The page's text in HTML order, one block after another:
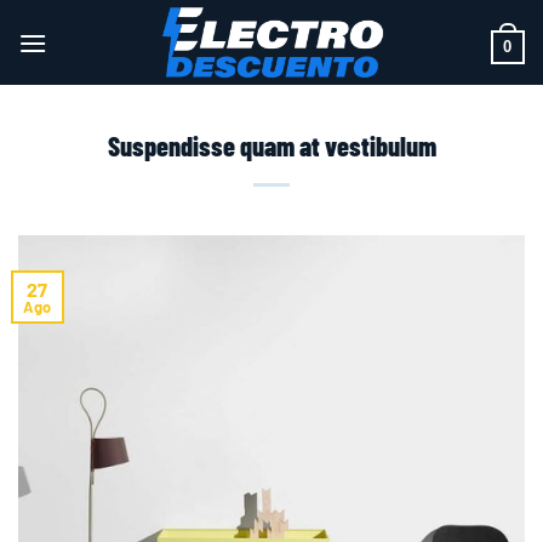
0
Suspendisse quam at vestibulum
27
Ago